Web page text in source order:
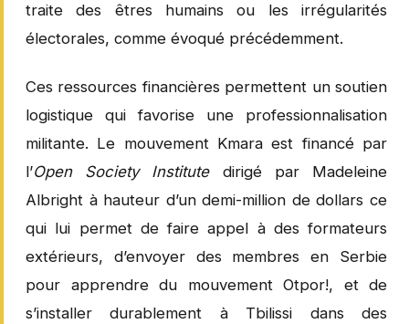
traite des êtres humains ou les irrégularités
électorales, comme évoqué précédemment.
Ces ressources financières permettent un soutien
logistique qui favorise une professionnalisation
militante. Le mouvement Kmara est financé par
l’Open Society Institutedirigé par Madeleine
Albright à hauteur d’un demi-million de dollars ce
qui lui permet de faire appel à des formateurs
extérieurs, d’envoyer des membres en Serbie
pour apprendre du mouvement Otpor!, et de
s’installer durablement à Tbilissi dans des